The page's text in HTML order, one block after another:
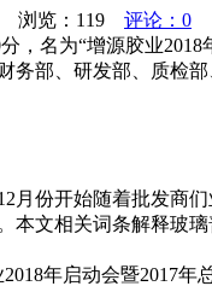
浏览： 119
评论：0
为“增源胶业2018
部、研发部、质检
份开始随着批发商
文相关词条解释玻
年启动会暨2017